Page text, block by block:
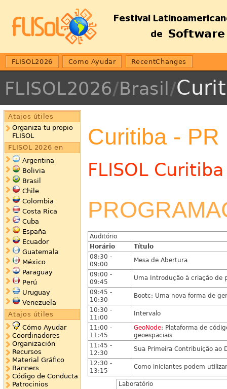
FLISOL2026 Como Ayudar RecentChanges
FLISOL2026/Brasil /
Atajos útiles
Organiza tu propio
FLISOL
FLISOL 2026 en
Argentina
Bolivia
Brasil
Chile
Colombia
Costa Rica
Cuba
España
Ecuador
Guatemala
México
Paraguay
Perú
Uruguay
Venezuela
Atajos útiles
Cómo Ayudar
Coordinadores
Organización
Recursos
Material Gráfico
Banners
Código de Conducta
Patrocinios
Curitiba - PR
FLISOL Curitiba
Auditório
Horário
Título
08:30 -
09:00
Mesa de Abertura
09:00 -
09:45
Uma Introdução à criação de
09:45 -
10:30
Bootc: Uma nova forma de
10:30 -
11:00
Intervalo
11:00 -
11:45
GeoNode: Plataforma de
geoespaciais
11:45 -
12:30
Sua Primeira Contribuição ao
12:30 -
13:15
Como iniciantes podem
Laboratório